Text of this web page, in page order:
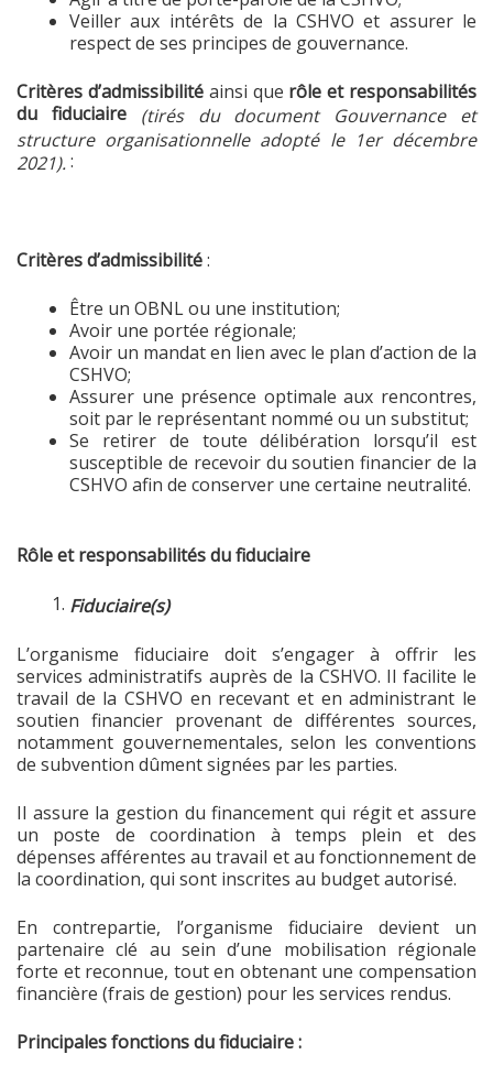
Veiller aux intérêts de la CSHVO et assurer le
respect de ses principes de gouvernance.
Critères d’admissibilitéainsi que rôle et responsabilités
du fiduciaire(tirés du document Gouvernance et
structure organisationnelle adopté le 1er décembre
2021).:
Critères d’admissibilité:
Être un OBNL ou une institution;
Avoir une portée régionale;
Avoir un mandat en lien avec le plan d’action de la
CSHVO;
Assurer une présence optimale aux rencontres,
soit par le représentant nommé ou un substitut;
Se retirer de toute délibération lorsqu’il est
susceptible de recevoir du soutien financier de la
CSHVO afin de conserver une certaine neutralité.
Rôle et responsabilités du fiduciaire
Fiduciaire(s)
L’organisme fiduciaire doit s’engager à offrir les
services administratifs auprès de la CSHVO. Il facilite le
travail de la CSHVO en recevant et en administrant le
soutien financier provenant de différentes sources,
notamment gouvernementales, selon les conventions
de subvention dûment signées par les parties.
Il assure la gestion du financement qui régit et assure
un poste de coordination à temps plein et des
dépenses afférentes au travail et au fonctionnement de
la coordination, qui sont inscrites au budget autorisé.
En contrepartie, l’organisme fiduciaire devient un
partenaire clé au sein d’une mobilisation régionale
forte et reconnue, tout en obtenant une compensation
financière (frais de gestion) pour les services rendus.
Principales fonctions du fiduciaire :